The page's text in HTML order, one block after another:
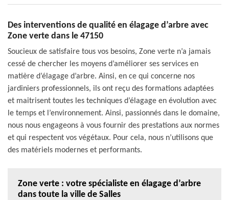
Des interventions de qualité en élagage d’arbre avec
Zone verte dans le 47150
Soucieux de satisfaire tous vos besoins, Zone verte n’a jamais
cessé de chercher les moyens d’améliorer ses services en
matière d’élagage d’arbre. Ainsi, en ce qui concerne nos
jardiniers professionnels, ils ont reçu des formations adaptées
et maitrisent toutes les techniques d’élagage en évolution avec
le temps et l’environnement. Ainsi, passionnés dans le domaine,
nous nous engageons à vous fournir des prestations aux normes
et qui respectent vos végétaux. Pour cela, nous n’utilisons que
des matériels modernes et performants.
Zone verte : votre spécialiste en élagage d’arbre
dans toute la ville de Salles